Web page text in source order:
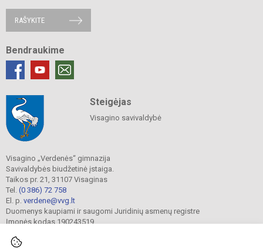
RAŠYKITE
Bendraukime
Steigėjas
Visagino savivaldybė
Visagino „Verdenės“ gimnazija
Savivaldybės biudžetinė įstaiga.
Taikos pr. 21, 31107 Visaginas
Tel. (0 386) 72 758
El. p. verdene@vvg.lt
Duomenys kaupiami ir saugomi Juridinių asmenų registre
Įmonės kodas 190243519